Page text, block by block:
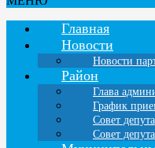
Главная
Новости
Новости
Район
Глава
График
Совет
Совет